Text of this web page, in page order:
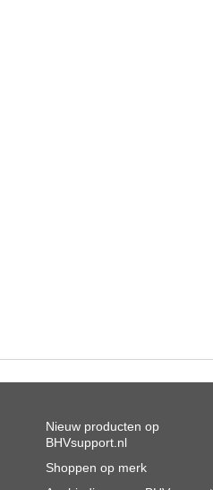
Nieuw producten op
BHVsupport.nl
Shoppen op merk